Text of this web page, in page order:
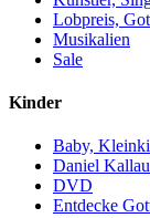
Lobpreis,
Musikalien
Sale
Kinder
Baby,
Daniel
DVD
Entdecke